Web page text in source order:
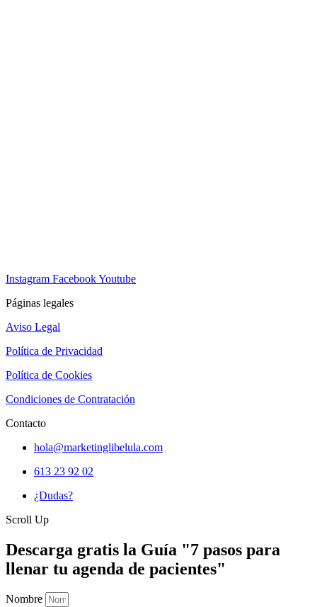
Instagram FacebookYoutube
Páginas legales
Aviso Legal
Política de Privacidad
Política de Cookies
Condiciones de Contratación
Contacto
hola@marketinglibelula.com
613 23 92 02
¿Dudas?
Scroll Up
Descarga gratis la Guía "7 pasos para
llenar tu agenda de pacientes"
Nombre